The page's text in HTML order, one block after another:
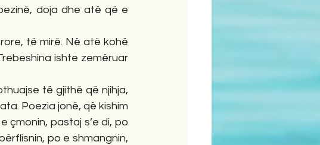
doja dhe atë që e
ishte zemëruar
Poezia jonë, që kishim
çmonin, pastaj s’e di, po
po e shmangnin,